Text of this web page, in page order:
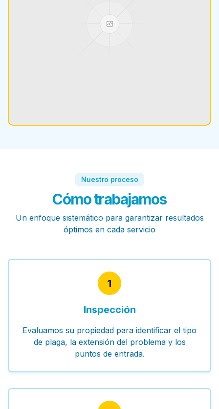
Nuestro proceso
Cómo trabajamos
Un enfoque sistemático para garantizar resultados
óptimos en cada servicio
1
Inspección
Evaluamos su propiedad para identificar el tipo
de plaga, la extensión del problema y los
puntos de entrada.